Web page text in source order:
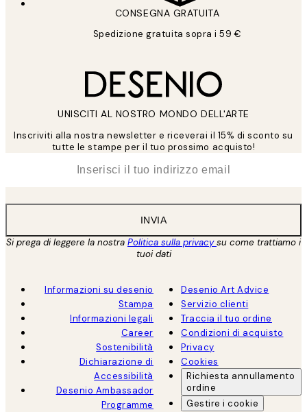
CONSEGNA GRATUITA
Spedizione gratuita sopra i 59 €
UNISCITI AL NOSTRO MONDO DELL'ARTE
Inscriviti alla nostra newsletter e riceverai il 15% di sconto su
tutte le stampe per il tuo prossimo acquisto!
INVIA
Si prega di leggere la nostra Politica sulla privacysu come trattiamo i
tuoi dati
Informazioni su desenio
Stampa
Informazioni legali
Career
Sostenibilità
Dichiarazione di
Accessibilità
Desenio Ambassador
Programme
Desenio Art Advice
Servizio clienti
Traccia il tuo ordine
Condizioni di acquisto
Privacy
Cookies
Richiesta annullamento
ordine
Gestire i cookie